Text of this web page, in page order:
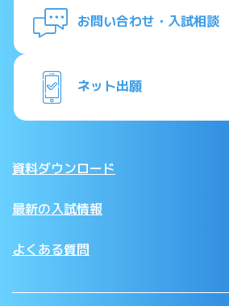
お問い合わせ・入試相談
ネット出願
資料ダウンロード
最新の入試情報
よくある質問